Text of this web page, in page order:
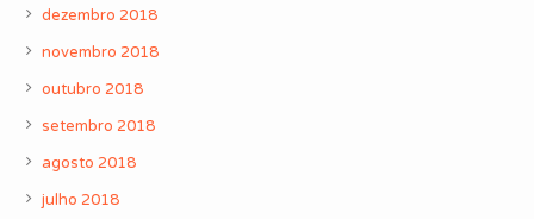
dezembro 2018
novembro 2018
outubro 2018
setembro 2018
agosto 2018
julho 2018